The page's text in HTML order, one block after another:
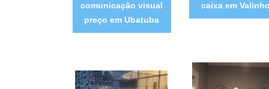
comunicação visual
preço em Ubatuba
caixa em